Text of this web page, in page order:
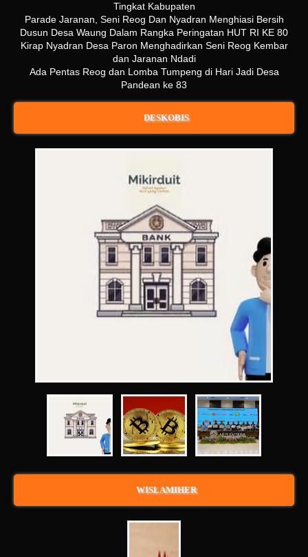
Tingkat Kabupaten
Parade Jaranan, Seni Reog Dan Nyadran Menghiasi Bersih
Dusun Desa Waung Dalam Rangka Peringatan HUT RI KE 80
Kirap Nyadran Desa Paron Menghadirkan Seni Reog Kembar
dan Jaranan Ndadi
Ada Pentas Reog dan Lomba Tumpeng di Hari Jadi Desa
Pandean ke 83
DESKOBIS
WISLAMIHER